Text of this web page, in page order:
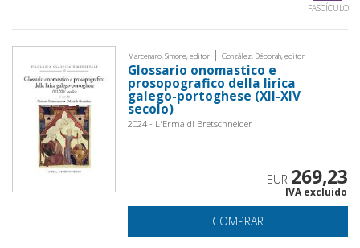
FASCÍCULO
Marcenaro, Simone, editor | González, Déborah, editor
Glossario onomastico e
prosopografico della lirica
galego-portoghese (XII-XIV
secolo)
2024 - L'Erma di Bretschneider
EUR 269,23
IVA excluido
COMPRAR